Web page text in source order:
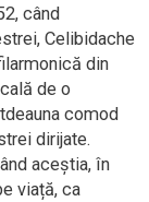
când
Celibidache
din
de o
comod
dirijate.
aceștia, în
viață, ca